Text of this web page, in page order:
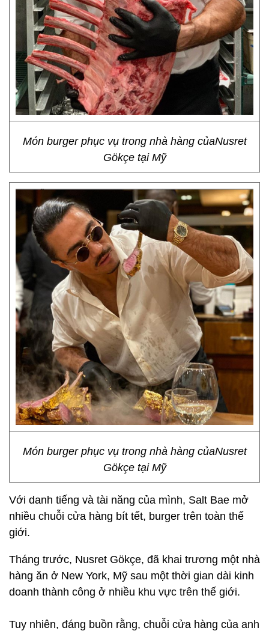
Món burger phục vụ trong nhà hàng củaNusret
Gökçe tại Mỹ
Món burger phục vụ trong nhà hàng củaNusret
Gökçe tại Mỹ
Với danh tiếng và tài năng của mình, Salt Bae mở
nhiều chuỗi cửa hàng bít tết, burger trên toàn thế
giới.
Tháng trước, Nusret Gökçe, đã khai trương một nhà
hàng ăn ở New York, Mỹ sau một thời gian dài kinh
doanh thành công ở nhiều khu vực trên thế giới.
Tuy nhiên, đáng buồn rằng, chuỗi cửa hàng của anh